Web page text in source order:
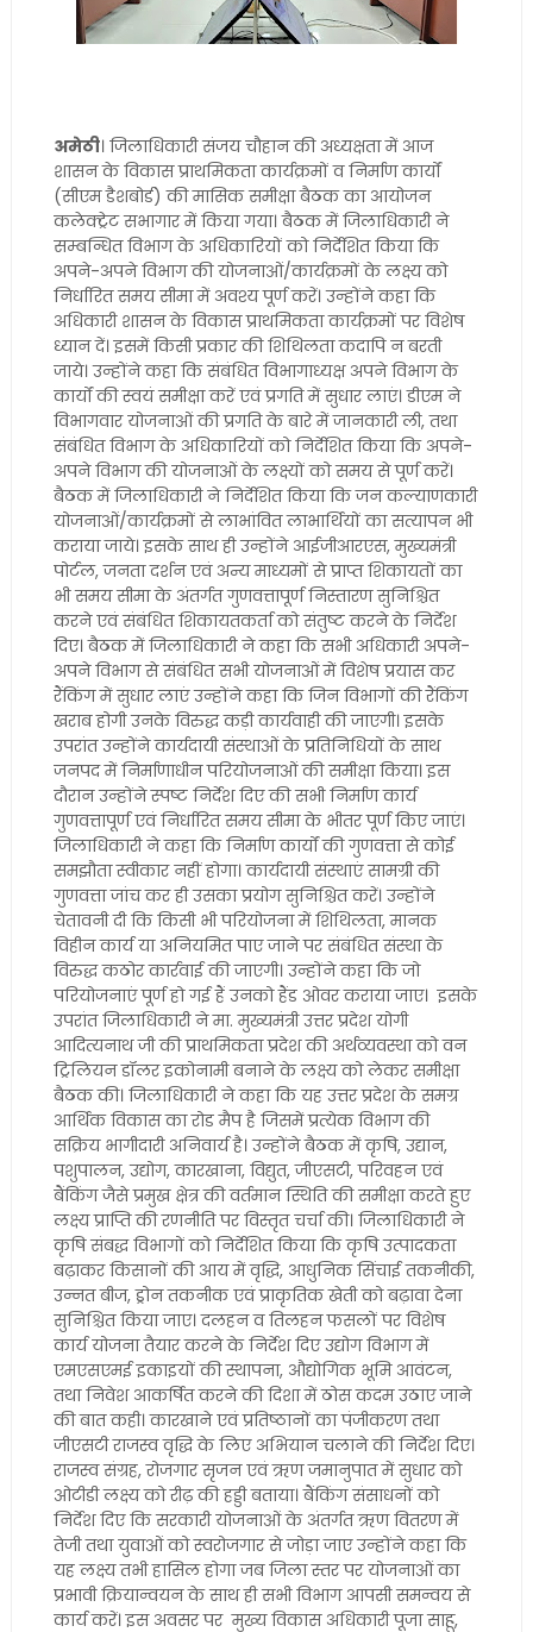
अमेठी। जिलाधिकारी संजय चौहान की अध्यक्षता में आज
शासन के विकास प्राथमिकता कार्यक्रमों व निर्माण कार्यों
(सीएम डैशबोर्ड) की मासिक समीक्षा बैठक का आयोजन
कलेक्ट्रेट सभागार में किया गया। बैठक में जिलाधिकारी ने
सम्बन्धित विभाग के अधिकारियों को निर्देशित किया कि
अपने-अपने विभाग की योजनाओं/कार्यक्रमों के लक्ष्य को
निर्धारित समय सीमा में अवश्य पूर्ण करें। उन्होंने कहा कि
अधिकारी शासन के विकास प्राथमिकता कार्यक्रमों पर विशेष
ध्यान दें। इसमें किसी प्रकार की शिथिलता कदापि न बरती
जाये। उन्होंने कहा कि संबंधित विभागाध्यक्ष अपने विभाग के
कार्यों की स्वयं समीक्षा करें एवं प्रगति में सुधार लाएं। डीएम ने
विभागवार योजनाओं की प्रगति के बारे में जानकारी ली, तथा
संबंधित विभाग के अधिकारियों को निर्देशित किया कि अपने-
अपने विभाग की योजनाओं के लक्ष्यों को समय से पूर्ण करें।
बैठक में जिलाधिकारी ने निर्देशित किया कि जन कल्याणकारी
योजनाओं/कार्यक्रमों से लाभांवित लाभार्थियों का सत्यापन भी
कराया जाये। इसके साथ ही उन्होंने आईजीआरएस, मुख्यमंत्री
पोर्टल, जनता दर्शन एवं अन्य माध्यमों से प्राप्त शिकायतों का
भी समय सीमा के अंतर्गत गुणवत्तापूर्ण निस्तारण सुनिश्चित
करने एवं संबंधित शिकायतकर्ता को संतुष्ट करने के निर्देश
दिए। बैठक में जिलाधिकारी ने कहा कि सभी अधिकारी अपने-
अपने विभाग से संबंधित सभी योजनाओं में विशेष प्रयास कर
रैंकिंग में सुधार लाएं उन्होंने कहा कि जिन विभागों की रैंकिंग
खराब होगी उनके विरुद्ध कड़ी कार्यवाही की जाएगी। इसके
उपरांत उन्होंने कार्यदायी संस्थाओं के प्रतिनिधियों के साथ
जनपद में निर्माणाधीन परियोजनाओं की समीक्षा किया। इस
दौरान उन्होंने स्पष्ट निर्देश दिए की सभी निर्माण कार्य
गुणवत्तापूर्ण एवं निर्धारित समय सीमा के भीतर पूर्ण किए जाएं।
जिलाधिकारी ने कहा कि निर्माण कार्यों की गुणवत्ता से कोई
समझौता स्वीकार नहीं होगा। कार्यदायी संस्थाएं सामग्री की
गुणवत्ता जांच कर ही उसका प्रयोग सुनिश्चित करें। उन्होंने
चेतावनी दी कि किसी भी परियोजना में शिथिलता, मानक
विहीन कार्य या अनियमित पाए जाने पर संबंधित संस्था के
विरुद्ध कठोर कार्रवाई की जाएगी। उन्होंने कहा कि जो
परियोजनाएं पूर्ण हो गई हैं उनको हैंड ओवर कराया जाए। इसके
उपरांत जिलाधिकारी ने मा. मुख्यमंत्री उत्तर प्रदेश योगी
आदित्यनाथ जी की प्राथमिकता प्रदेश की अर्थव्यवस्था को वन
ट्रिलियन डॉलर इकोनामी बनाने के लक्ष्य को लेकर समीक्षा
बैठक की। जिलाधिकारी ने कहा कि यह उत्तर प्रदेश के समग्र
आर्थिक विकास का रोड मैप है जिसमें प्रत्येक विभाग की
सक्रिय भागीदारी अनिवार्य है। उन्होंने बैठक में कृषि, उद्यान,
पशुपालन, उद्योग, कारखाना, विद्युत, जीएसटी, परिवहन एवं
बैंकिंग जैसे प्रमुख क्षेत्र की वर्तमान स्थिति की समीक्षा करते हुए
लक्ष्य प्राप्ति की रणनीति पर विस्तृत चर्चा की। जिलाधिकारी ने
कृषि संबद्ध विभागों को निर्देशित किया कि कृषि उत्पादकता
बढ़ाकर किसानों की आय में वृद्धि, आधुनिक सिंचाई तकनीकी,
उन्नत बीज, ड्रोन तकनीक एवं प्राकृतिक खेती को बढ़ावा देना
सुनिश्चित किया जाए। दलहन व तिलहन फसलों पर विशेष
कार्य योजना तैयार करने के निर्देश दिए उद्योग विभाग में
एमएसएमई इकाइयों की स्थापना, औद्योगिक भूमि आवंटन,
तथा निवेश आकर्षित करने की दिशा में ठोस कदम उठाए जाने
की बात कही। कारखाने एवं प्रतिष्ठानों का पंजीकरण तथा
जीएसटी राजस्व वृद्धि के लिए अभियान चलाने की निर्देश दिए।
राजस्व संग्रह, रोजगार सृजन एवं ऋण जमानुपात में सुधार को
ओटीडी लक्ष्य को रीढ़ की हड्डी बताया। बैंकिंग संसाधनों को
निर्देश दिए कि सरकारी योजनाओं के अंतर्गत ऋण वितरण में
तेजी तथा युवाओं को स्वरोजगार से जोड़ा जाए उन्होंने कहा कि
यह लक्ष्य तभी हासिल होगा जब जिला स्तर पर योजनाओं का
प्रभावी क्रियान्वयन के साथ ही सभी विभाग आपसी समन्वय से
कार्य करें। इस अवसर पर मुख्य विकास अधिकारी पूजा साहू,